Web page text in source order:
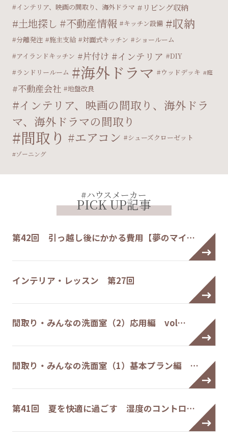
インテリア、映画の間取り、海外ドラマ
リビング収納
土地探し 不動産情報 キッチン設備 収納
分離発注 施主支給 対面式キッチン
ショールーム
アイランドキッチン
片付け インテリア
DIY
ランドリールーム
海外ドラマ ウッドデッキ 庭
不動産会社 地盤改良
インテリア、映画の間取り、海外ドラ
マ、海外ドラマの間取り
間取り エアコン シューズクローゼット
ゾーニング
#ハウスメーカー
PICK UP記事
第42回 引っ越し後にかかる費用【夢のマイ…
インテリア・レッスン 第27回
間取り・みんなの洗面室（2）応用編 vol…
間取り・みんなの洗面室（1）基本プラン編 …
第41回 夏を快適に過ごす 湿度のコントロ…